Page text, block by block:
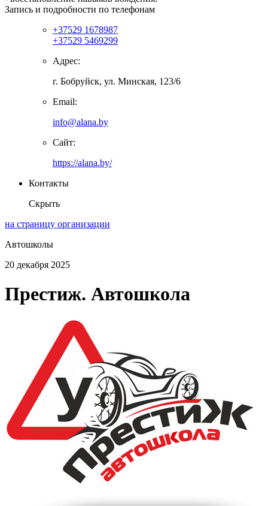
Запись и подробности по телефонам
+37529 1678987
+37529 5469299
Адрес:
г. Бобруйск, ул. Минская, 123/6
Email:
info@alana.by
Сайт:
https://alana.by/
Контакты
Скрыть
на страницу организации
Автошколы
20 декабря 2025
Престиж. Автошкола